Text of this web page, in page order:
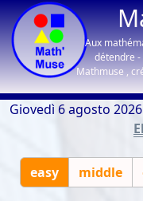
Aux
détendre
Mathmuse ,
Giovedì 6 agosto 2026
easy middle